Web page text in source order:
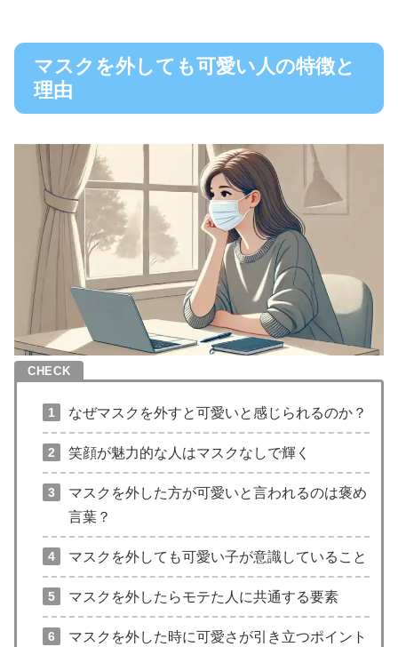
マスクを外しても可愛い人の特徴と
理由
なぜマスクを外すと可愛いと感じられるのか？
笑顔が魅力的な人はマスクなしで輝く
マスクを外した方が可愛いと言われるのは褒め
言葉？
マスクを外しても可愛い子が意識していること
マスクを外したらモテた人に共通する要素
マスクを外した時に可愛さが引き立つポイント